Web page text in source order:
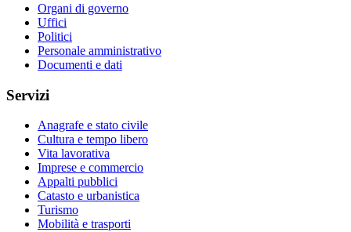
Organi di governo
Uffici
Politici
Personale amministrativo
Documenti e dati
Servizi
Anagrafe e stato civile
Cultura e tempo libero
Vita lavorativa
Imprese e commercio
Appalti pubblici
Catasto e urbanistica
Turismo
Mobilità e trasporti